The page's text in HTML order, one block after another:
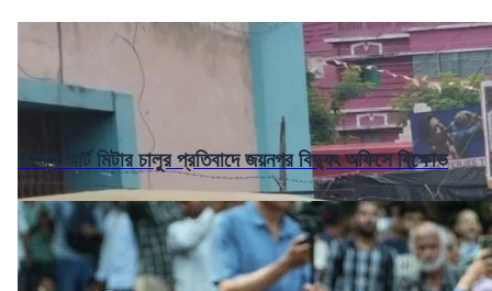
রাজ্যে স্মার্ট মিটার চালুর প্রতিবাদে জয়নগর বিদ্যুৎ অফিসে বিক্ষোভ